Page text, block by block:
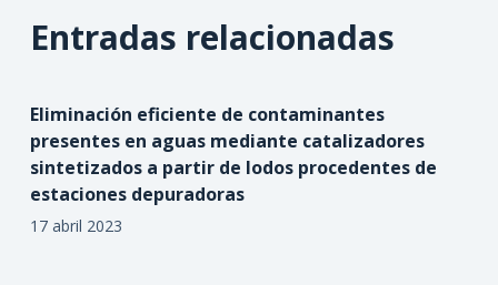
Entradas relacionadas
Eliminación eficiente de contaminantes
presentes en aguas mediante catalizadores
sintetizados a partir de lodos procedentes de
estaciones depuradoras
17 abril 2023